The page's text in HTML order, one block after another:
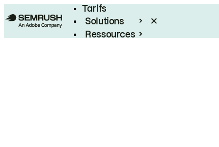
Tarifs
Solutions
Ressources